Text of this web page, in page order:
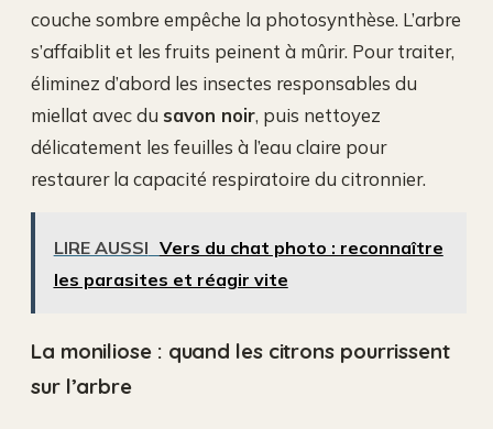
couche sombre empêche la photosynthèse. L’arbre
s’affaiblit et les fruits peinent à mûrir. Pour traiter,
éliminez d’abord les insectes responsables du
miellat avec du savon noir, puis nettoyez
délicatement les feuilles à l’eau claire pour
restaurer la capacité respiratoire du citronnier.
LIRE AUSSI Vers du chat photo : reconnaître
les parasites et réagir vite
La moniliose : quand les citrons pourrissent
sur l’arbre